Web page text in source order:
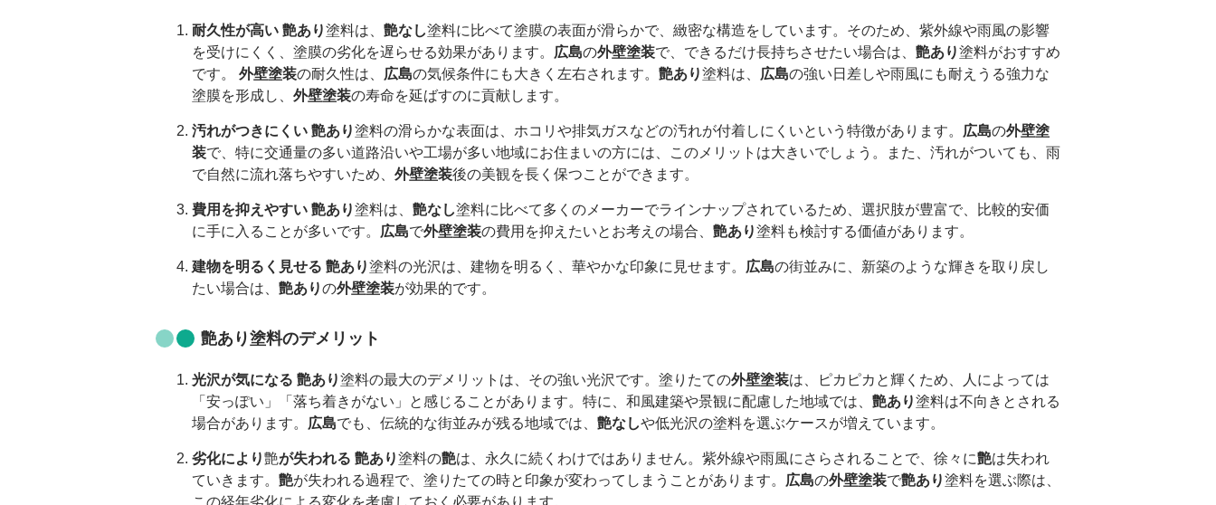
耐久性が高い 艶あり塗料は、 艶なし塗料に比べて塗膜の表面が滑らかで、緻密な構造をしています。そのため、紫外線や雨風の影響
を受けにくく、塗膜の劣化を遅らせる効果があります。 広島の外壁塗装で、できるだけ長持ちさせたい場合は、 艶あり塗料がおすすめ
です。 外壁塗装の耐久性は、 広島の気候条件にも大きく左右されます。 艶あり塗料は、 広島の強い日差しや雨風にも耐えうる強力な
塗膜を形成し、 外壁塗装の寿命を延ばすのに貢献します。
汚れがつきにくい 艶あり塗料の滑らかな表面は、ホコリや排気ガスなどの汚れが付着しにくいという特徴があります。 広島の外壁塗
装で、特に交通量の多い道路沿いや工場が多い地域にお住まいの方には、このメリットは大きいでしょう。また、汚れがついても、雨
で自然に流れ落ちやすいため、 外壁塗装後の美観を長く保つことができます。
費用を抑えやすい 艶あり塗料は、 艶なし塗料に比べて多くのメーカーでラインナップされているため、選択肢が豊富で、比較的安価
に手に入ることが多いです。 広島で外壁塗装の費用を抑えたいとお考えの場合、 艶あり塗料も検討する価値があります。
建物を明るく見せる 艶あり塗料の光沢は、建物を明るく、華やかな印象に見せます。 広島の街並みに、新築のような輝きを取り戻し
たい場合は、 艶ありの外壁塗装が効果的です。
艶あり塗料のデメリット
光沢が気になる 艶あり塗料の最大のデメリットは、その強い光沢です。塗りたての外壁塗装は、ピカピカと輝くため、人によっては
「安っぽい」「落ち着きがない」と感じることがあります。特に、和風建築や景観に配慮した地域では、 艶あり塗料は不向きとされる
場合があります。 広島でも、伝統的な街並みが残る地域では、 艶なしや低光沢の塗料を選ぶケースが増えています。
劣化により艶が失われる 艶あり塗料の艶は、永久に続くわけではありません。紫外線や雨風にさらされることで、徐々に艶は失われ
ていきます。 艶が失われる過程で、塗りたての時と印象が変わってしまうことがあります。 広島の外壁塗装で艶あり塗料を選ぶ際は、